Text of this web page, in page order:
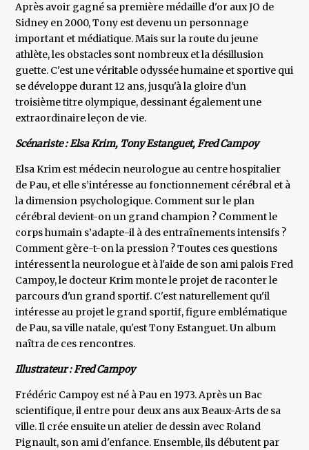
Après avoir gagné sa première médaille d'or aux JO de
Sidney en 2000, Tony est devenu un personnage
important et médiatique. Mais sur la route du jeune
athlète, les obstacles sont nombreux et la désillusion
guette. C'est une véritable odyssée humaine et sportive qui
se développe durant 12 ans, jusqu'à la gloire d'un
troisième titre olympique, dessinant également une
extraordinaire leçon de vie.
Scénariste : Elsa Krim, Tony Estanguet, Fred Campoy
Elsa Krim est médecin neurologue au centre hospitalier
de Pau, et elle s’intéresse au fonctionnement cérébral et à
la dimension psychologique. Comment sur le plan
cérébral devient-on un grand champion ? Comment le
corps humain s’adapte-il à des entraînements intensifs ?
Comment gère-t-on la pression ? Toutes ces questions
intéressent la neurologue et à l'aide de son ami palois Fred
Campoy, le docteur Krim monte le projet de raconter le
parcours d'un grand sportif. C'est naturellement qu'il
intéresse au projet le grand sportif, figure emblématique
de Pau, sa ville natale, qu'est Tony Estanguet. Un album
naîtra de ces rencontres.
Illustrateur : Fred Campoy
Frédéric Campoy est né à Pau en 1973. Après un Bac
scientifique, il entre pour deux ans aux Beaux-Arts de sa
ville. Il crée ensuite un atelier de dessin avec Roland
Pignault, son ami d'enfance. Ensemble, ils débutent par